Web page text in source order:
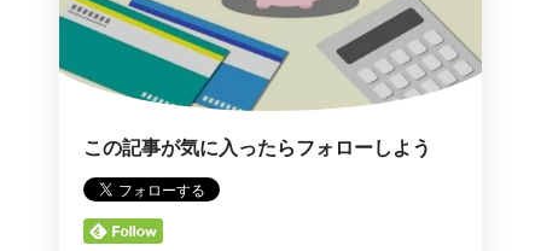
この記事が気に入ったらフォローしよう